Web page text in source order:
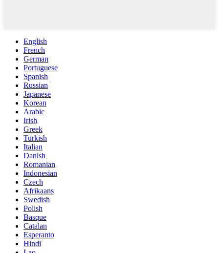
English
French
German
Portuguese
Spanish
Russian
Japanese
Korean
Arabic
Irish
Greek
Turkish
Italian
Danish
Romanian
Indonesian
Czech
Afrikaans
Swedish
Polish
Basque
Catalan
Esperanto
Hindi